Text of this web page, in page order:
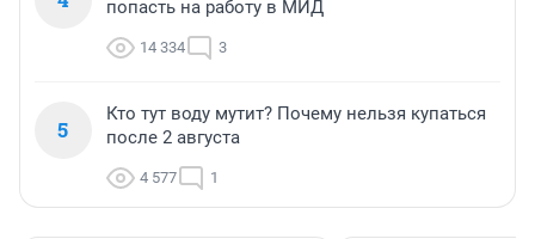
попасть на работу в МИД
14 334 3
5
Кто тут воду мутит? Почему нельзя купаться
после 2 августа
4 577 1